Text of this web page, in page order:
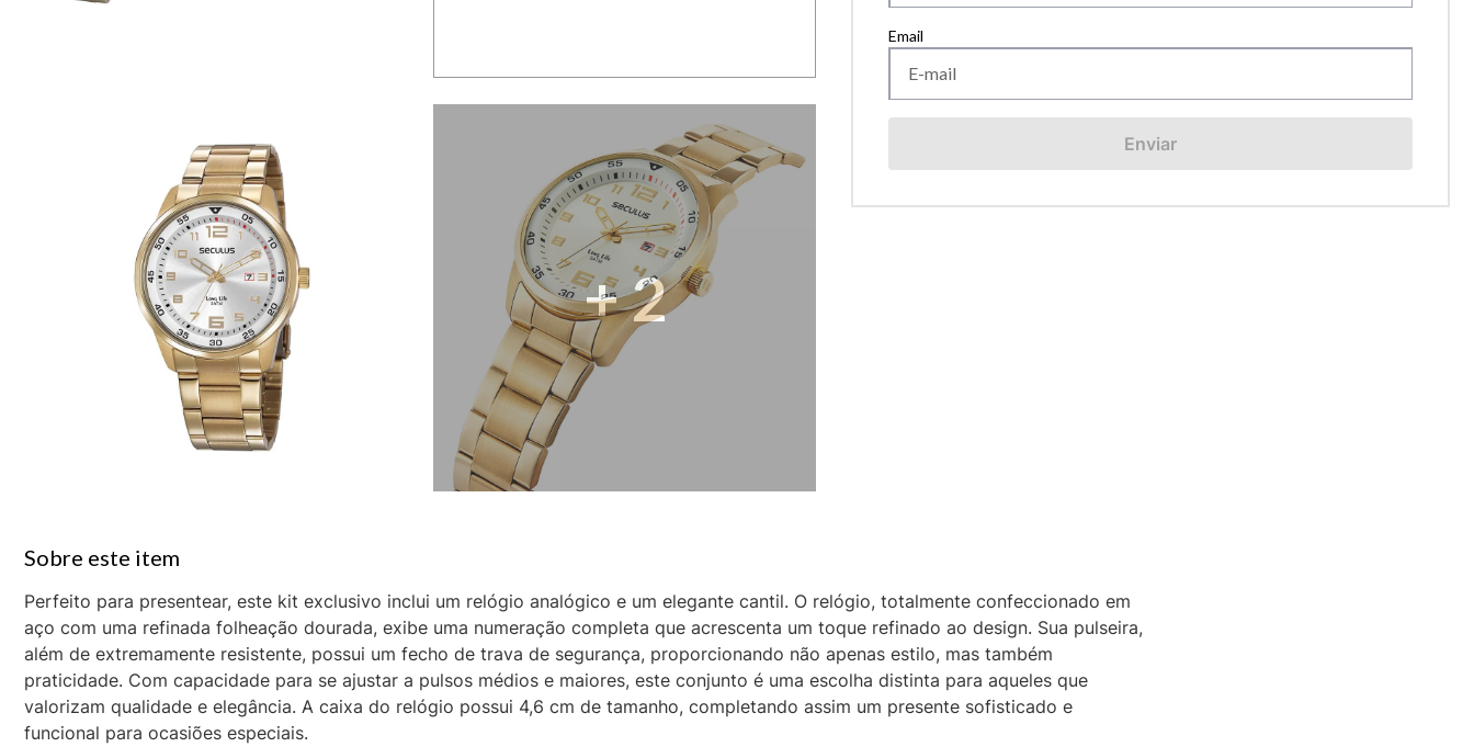
+2
Enviar
Perfeito para presentear, este kit exclusivo inclui um relógio analógico e um elegante cantil. O relógio, totalmente confeccionado em
aço com uma refinada folheação dourada, exibe uma numeração completa que acrescenta um toque refinado ao design. Sua pulseira,
além de extremamente resistente, possui um fecho de trava de segurança, proporcionando não apenas estilo, mas também
praticidade. Com capacidade para se ajustar a pulsos médios e maiores, este conjunto é uma escolha distinta para aqueles que
valorizam qualidade e elegância. A caixa do relógio possui 4,6 cm de tamanho, completando assim um presente sofisticado e
funcional para ocasiões especiais.